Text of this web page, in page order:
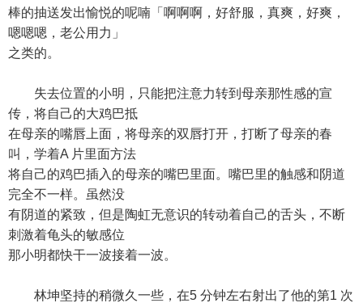
棒的抽送发出愉悦的呢喃「啊啊啊，好舒服，真爽，好爽，
嗯嗯嗯，老公用力」
之类的。
失去位置的小明，只能把注意力转到母亲那性感的宣
传，将自己的大鸡巴抵
在母亲的嘴唇上面，将母亲的双唇打开，打断了母亲的春
叫，学着A 片里面方法
将自己的鸡巴插入的母亲的嘴巴里面。嘴巴里的触感和阴道
完全不一样。虽然没
有阴道的紧致，但是陶虹无意识的转动着自己的舌头，不断
刺激着龟头的敏感位
那小明都快干一波接着一波。
林坤坚持的稍微久一些，在5 分钟左右射出了他的第1 次